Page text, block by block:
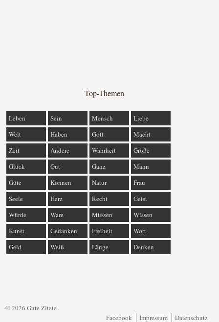
Top-Themen
Leben Sein Mensch
Liebe
Welt
Haben Gott
Macht
Zeit
Andere Wahrheit
Größe
Glück
Gut Ganz
Mann
Güte
Können Natur
Frau
Seele
Herz Recht
Geist
Würde
Ware Müssen
Wissen
Kunst
Gedanken Freiheit
Wort
Geld
Weiß Länge Denken
© 2026 Gute Zitate
Facebook
Impressum Datenschutz